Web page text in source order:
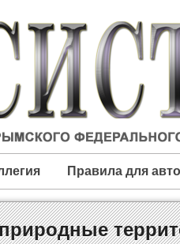
Правила для